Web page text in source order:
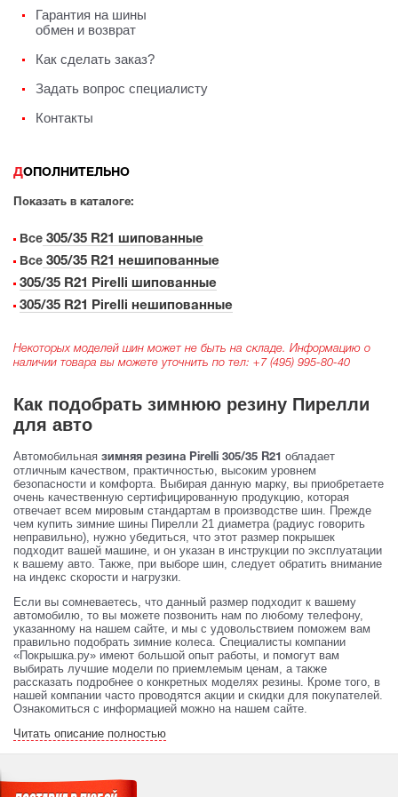
Гарантия на шины
обмен и возврат
Как сделать заказ?
Задать вопрос специалисту
Контакты
ДОПОЛНИТЕЛЬНО
Показать в каталоге:
Все 305/35 R21 шипованные
Все 305/35 R21 нешипованные
305/35 R21 Pirelli шипованные
305/35 R21 Pirelli нешипованные
Некоторых моделей шин может не быть на складе. Информацию о
наличии товара вы можете уточнить по тел: +7 (495) 995-80-40
Как подобрать зимнюю резину Пирелли
для авто
Автомобильная зимняя резина Pirelli 305/35 R21 обладает
отличным качеством, практичностью, высоким уровнем
безопасности и комфорта. Выбирая данную марку, вы приобретаете
очень качественную сертифицированную продукцию, которая
отвечает всем мировым стандартам в производстве шин. Прежде
чем купить зимние шины Пирелли 21 диаметра (радиус говорить
неправильно), нужно убедиться, что этот размер покрышек
подходит вашей машине, и он указан в инструкции по эксплуатации
к вашему авто. Также, при выборе шин, следует обратить внимание
на индекс скорости и нагрузки.
Если вы сомневаетесь, что данный размер подходит к вашему
автомобилю, то вы можете позвонить нам по любому телефону,
указанному на нашем сайте, и мы с удовольствием поможем вам
правильно подобрать зимние колеса. Специалисты компании
«Покрышка.ру» имеют большой опыт работы, и помогут вам
выбирать лучшие модели по приемлемым ценам, а также
рассказать подробнее о конкретных моделях резины. Кроме того, в
нашей компании часто проводятся акции и скидки для покупателей.
Ознакомиться с информацией можно на нашем сайте.
Читать описание полностью